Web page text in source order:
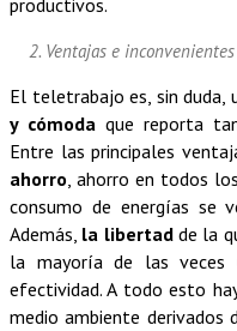
productivos.
2. Ventajas e
El teletrabajo es, sin duda,
y cómoda que reporta
Entre las principales
ahorro, ahorro en todos
consumo de energías se
Además, la libertadde la
la mayoría de las veces
efectividad. A todo esto
medio ambiente derivados